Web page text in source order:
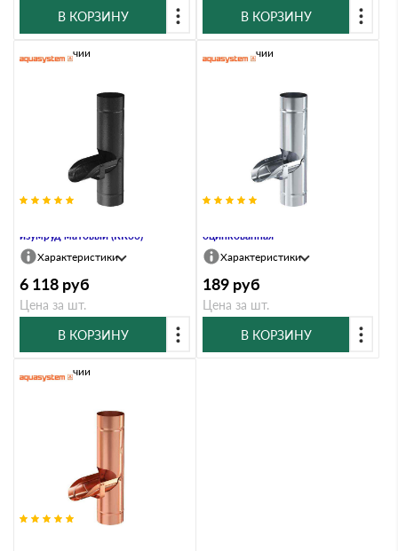
В КОРЗИНУ В КОРЗИНУ
изумруд матовый (RR33)
В наличии
Характеристики
6 118 руб
Цена за шт.
В КОРЗИНУ
оцинкованная
В наличии
Характеристики
189 руб
Цена за шт.
В КОРЗИНУ
В наличии